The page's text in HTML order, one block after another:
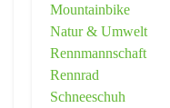
Mountainbike
Natur & Umwelt
Rennmannschaft
Rennrad
Schneeschuh